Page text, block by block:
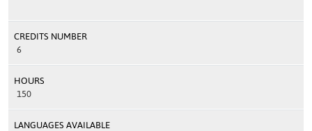
CREDITS NUMBER
6
HOURS
150
LANGUAGES AVAILABLE